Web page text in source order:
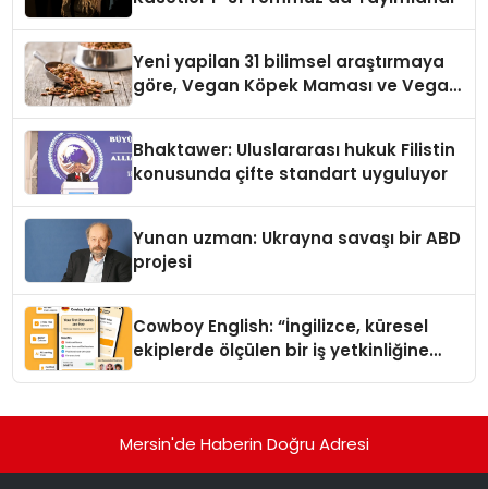
Yeni yapilan 31 bilimsel araştırmaya
göre, Vegan Köpek Maması ve Vegan
Bhaktawer: Uluslararası hukuk Filistin
konusunda çifte standart uyguluyor
Yunan uzman: Ukrayna savaşı bir ABD
projesi
Cowboy English: “İngilizce, küresel
ekiplerde ölçülen bir iş yetkinliğine
Mersin'de Haberin Doğru Adresi